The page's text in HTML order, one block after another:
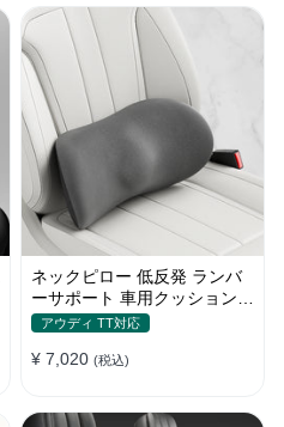
ネックピロー 低反発 ランバ
ーサポート 車用クッション
水洗い可能 メモリーフォー
アウディ TT対応
¥ 7,020 (税込)